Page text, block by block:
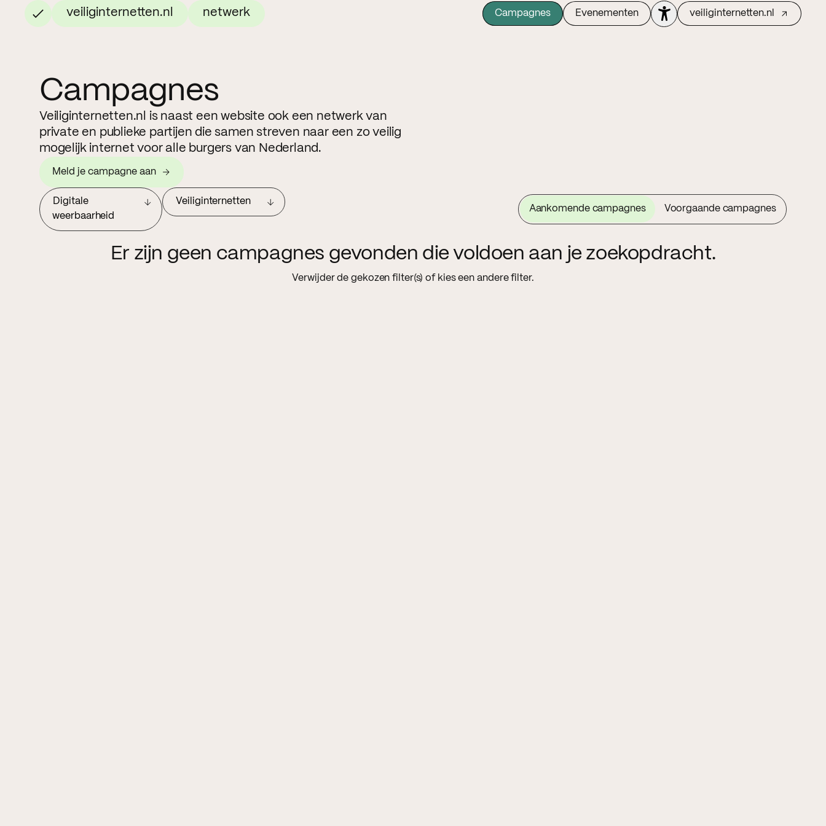
veiliginternetten.nl netwerk Campagnes Evenementen veiliginternetten.nl
Campagnes
Veiliginternetten.nl is naast een website ook een netwerk van
private en publieke partijen die samen streven naar een zo veilig
mogelijk internet voor alle burgers van Nederland.
Meld je campagne aan
Digitale
weerbaarheid
Veiliginternetten
Aankomende campagnes
Voorgaande campagnes
Er zijn geen campagnes gevonden die voldoen aan je zoekopdracht.
Verwijder de gekozen filter(s) of kies een andere filter.